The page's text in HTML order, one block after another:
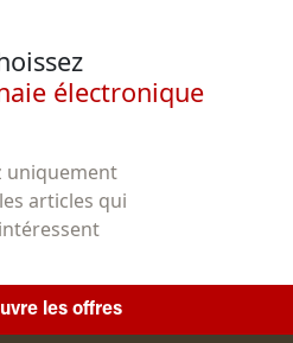
électronique
uniquement
articles qui
les offres